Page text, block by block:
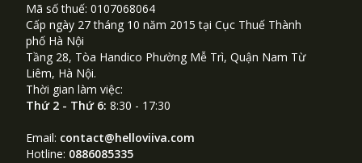
Mã số thuế: 0107068064
Cấp ngày 27 tháng 10 năm 2015 tại Cục Thuế Thành
phố Hà Nội
Tầng 28, Tòa Handico Phường Mễ Trì, Quận Nam Từ
Liêm, Hà Nội.
Thời gian làm việc:
Thứ 2 - Thứ 6: 8:30 - 17:30
Email: contact@helloviiva.com
Hotline: 0886085335